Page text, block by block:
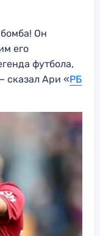
Он
его
футбола,
сказал Ари «РБ